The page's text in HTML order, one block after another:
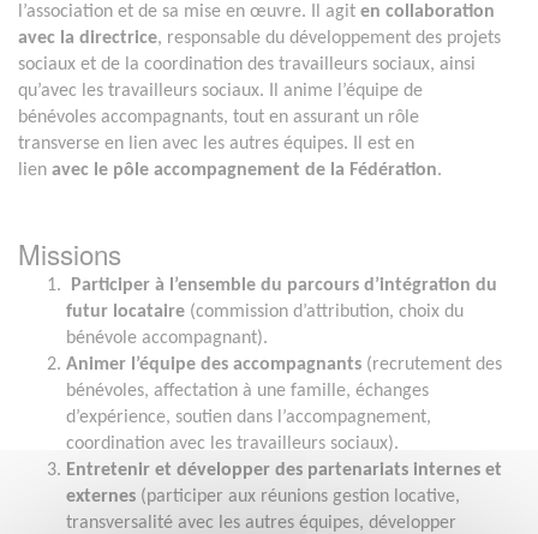
l’association et de sa mise en œuvre. Il agit en collaboration
avec la directrice, responsable du développement des projets
sociaux et de la coordination des travailleurs sociaux, ainsi
qu’avec les travailleurs sociaux. Il anime l’équipe de
bénévoles accompagnants, tout en assurant un rôle
transverse en lien avec les autres équipes. Il est en
lien avec le pôle accompagnement de la Fédération.
Missions
Participer à l’ensemble du parcours d’intégration du
futur locataire (commission d’attribution, choix du
bénévole accompagnant).
Animer l’équipe des accompagnants (recrutement des
bénévoles, affectation à une famille, échanges
d’expérience, soutien dans l’accompagnement,
coordination avec les travailleurs sociaux).
Entretenir et développer des partenariats internes et
externes (participer aux réunions gestion locative,
transversalité avec les autres équipes, développer